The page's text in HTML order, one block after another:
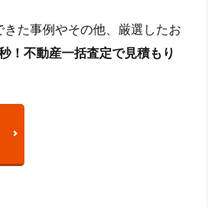
きた事例やその他、厳選したお
！不動産一括査定で見積もり